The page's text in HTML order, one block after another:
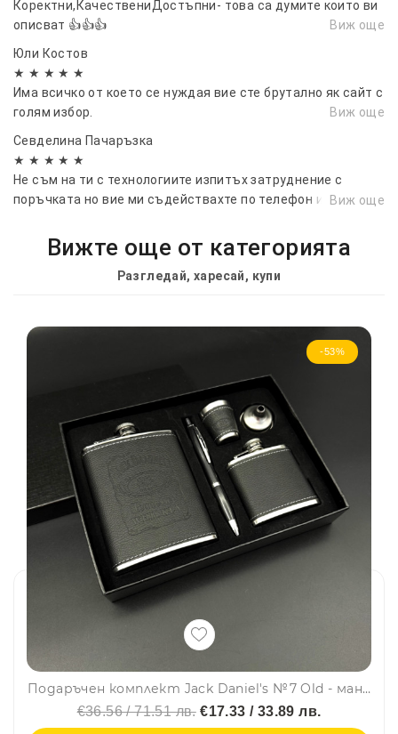
Коректни,КачествениДостъпни- това са думите които ви
описват 👍👍👍
Виж още
Юли Костов
★ ★ ★ ★ ★
Има всичко от което се нуждая вие сте брутално як сайт с
голям избор.
Виж още
Севделина Пачаръзка
★ ★ ★ ★ ★
Не съм на ти с технологиите изпитъх затруднение с
поръчката но вие ми съдействахте по телефон и ми
перфектни и качествени, изключително много ме
зарадвахте.
Виж още
Вижте още от категорията
Разгледай, харесай, купи
-53%
Подаръчен комплект Jack Daniel's №7 Old - манерка, мини манерка, химикалка, чашка, фуния, #2018-4
€36.56 / 71.51 лв.€17.33 / 33.89 лв.